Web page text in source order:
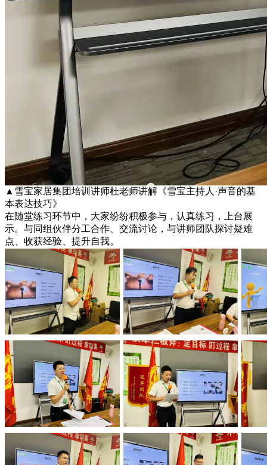
▲雪宝家居集团培训讲师杜老师讲解《雪宝主持人·声音的基
本表达技巧》
在随堂练习环节中，大家纷纷积极参与，认真练习，上台展
示。与同组伙伴分工合作、交流讨论，与讲师团队探讨疑难
点、收获经验、提升自我。